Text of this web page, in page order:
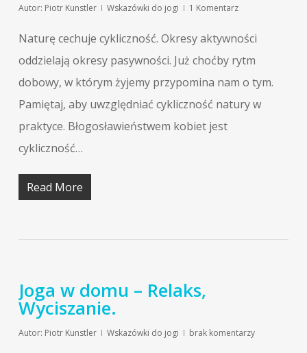
Autor: Piotr Kunstler Wskazówki do jogi 1 Komentarz
Naturę cechuje cykliczność. Okresy aktywności
oddzielają okresy pasywności. Już choćby rytm
dobowy, w którym żyjemy przypomina nam o tym.
Pamiętaj, aby uwzględniać cykliczność natury w
praktyce. Błogosławieństwem kobiet jest
cykliczność…
Read More
Joga w domu – Relaks,
Wyciszanie.
Autor: Piotr Kunstler Wskazówki do jogi brak komentarzy